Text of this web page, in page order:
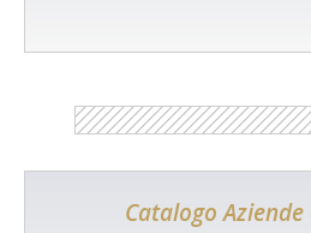
Catalogo